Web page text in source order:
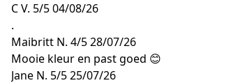
C V. 5/504/08/26
.
Maibritt N. 4/528/07/26
Mooie kleur en past goed 😊
Jane N. 5/525/07/26